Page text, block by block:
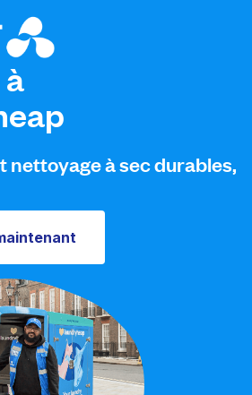
Laundryheap
vous
mobile
nettoyage à sec durables,